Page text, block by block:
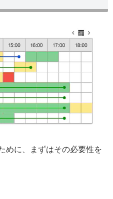
めに、まずはその必要性を